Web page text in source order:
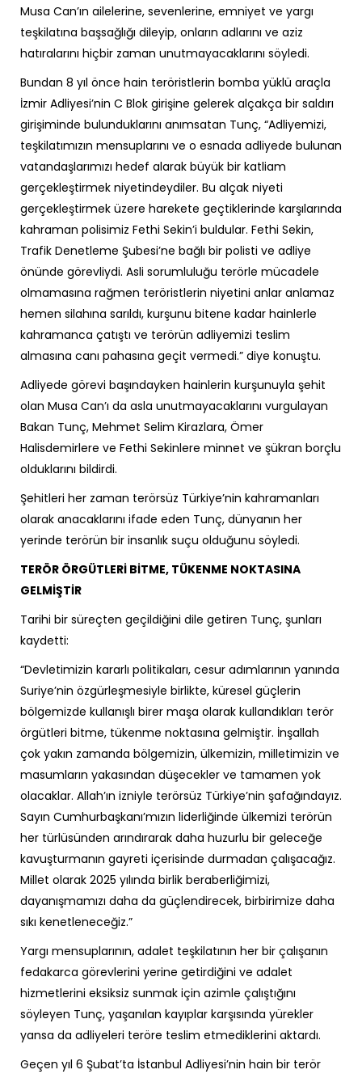
Musa Can’ın ailelerine, sevenlerine, emniyet ve yargı
teşkilatına başsağlığı dileyip, onların adlarını ve aziz
hatıralarını hiçbir zaman unutmayacaklarını söyledi.
Bundan 8 yıl önce hain teröristlerin bomba yüklü araçla
İzmir Adliyesi’nin C Blok girişine gelerek alçakça bir saldırı
girişiminde bulunduklarını anımsatan Tunç, “Adliyemizi,
teşkilatımızın mensuplarını ve o esnada adliyede bulunan
vatandaşlarımızı hedef alarak büyük bir katliam
gerçekleştirmek niyetindeydiler. Bu alçak niyeti
gerçekleştirmek üzere harekete geçtiklerinde karşılarında
kahraman polisimiz Fethi Sekin’i buldular. Fethi Sekin,
Trafik Denetleme Şubesi’ne bağlı bir polisti ve adliye
önünde görevliydi. Asli sorumluluğu terörle mücadele
olmamasına rağmen teröristlerin niyetini anlar anlamaz
hemen silahına sarıldı, kurşunu bitene kadar hainlerle
kahramanca çatıştı ve terörün adliyemizi teslim
almasına canı pahasına geçit vermedi.” diye konuştu.
Adliyede görevi başındayken hainlerin kurşunuyla şehit
olan Musa Can’ı da asla unutmayacaklarını vurgulayan
Bakan Tunç, Mehmet Selim Kirazlara, Ömer
Halisdemirlere ve Fethi Sekinlere minnet ve şükran borçlu
olduklarını bildirdi.
Şehitleri her zaman terörsüz Türkiye’nin kahramanları
olarak anacaklarını ifade eden Tunç, dünyanın her
yerinde terörün bir insanlık suçu olduğunu söyledi.
TERÖR ÖRGÜTLERİ BİTME, TÜKENME NOKTASINA
GELMİŞTİR
Tarihi bir süreçten geçildiğini dile getiren Tunç, şunları
kaydetti:
“Devletimizin kararlı politikaları, cesur adımlarının yanında
Suriye’nin özgürleşmesiyle birlikte, küresel güçlerin
bölgemizde kullanışlı birer maşa olarak kullandıkları terör
örgütleri bitme, tükenme noktasına gelmiştir. İnşallah
çok yakın zamanda bölgemizin, ülkemizin, milletimizin ve
masumların yakasından düşecekler ve tamamen yok
olacaklar. Allah’ın izniyle terörsüz Türkiye’nin şafağındayız.
Sayın Cumhurbaşkanı’mızın liderliğinde ülkemizi terörün
her türlüsünden arındırarak daha huzurlu bir geleceğe
kavuşturmanın gayreti içerisinde durmadan çalışacağız.
Millet olarak 2025 yılında birlik beraberliğimizi,
dayanışmamızı daha da güçlendirecek, birbirimize daha
sıkı kenetleneceğiz.”
Yargı mensuplarının, adalet teşkilatının her bir çalışanın
fedakarca görevlerini yerine getirdiğini ve adalet
hizmetlerini eksiksiz sunmak için azimle çalıştığını
söyleyen Tunç, yaşanılan kayıplar karşısında yürekler
yansa da adliyeleri teröre teslim etmediklerini aktardı.
Geçen yıl 6 Şubat’ta İstanbul Adliyesi’nin hain bir terör